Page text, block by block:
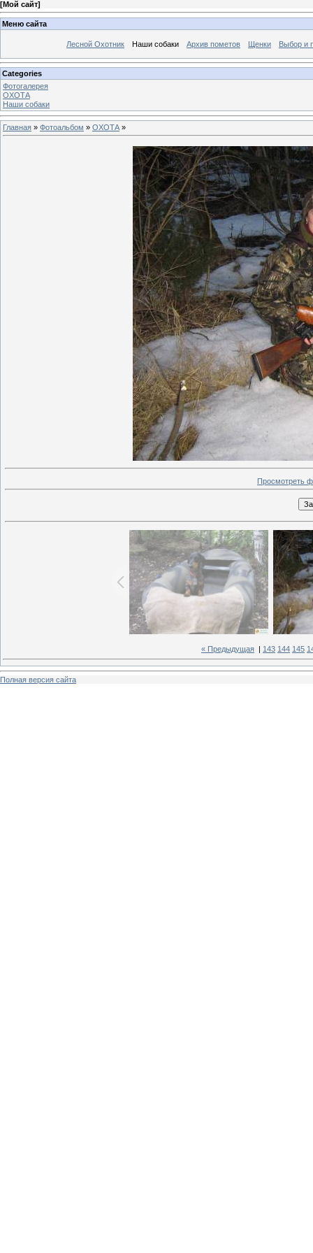
[Мой сайт]
Меню сайта
Лесной Охотник Наши собаки Архив пометов Щенки Выбор и
Categories
Фотогалерея
ОХОТА
Наши собаки
Главная » Фотоальбом » ОХОТА »
Просмотреть
« Предыдущая | 143 144 145
Полная версия сайта